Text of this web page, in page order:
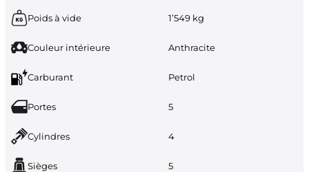
Poids à vide 1’549 kg
Couleur intérieure Anthracite
Carburant Petrol
Portes 5
Cylindres 4
Sièges 5